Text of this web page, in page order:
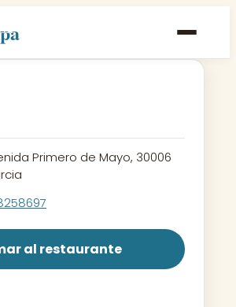
Primero de Mayo, 30006
al restaurante